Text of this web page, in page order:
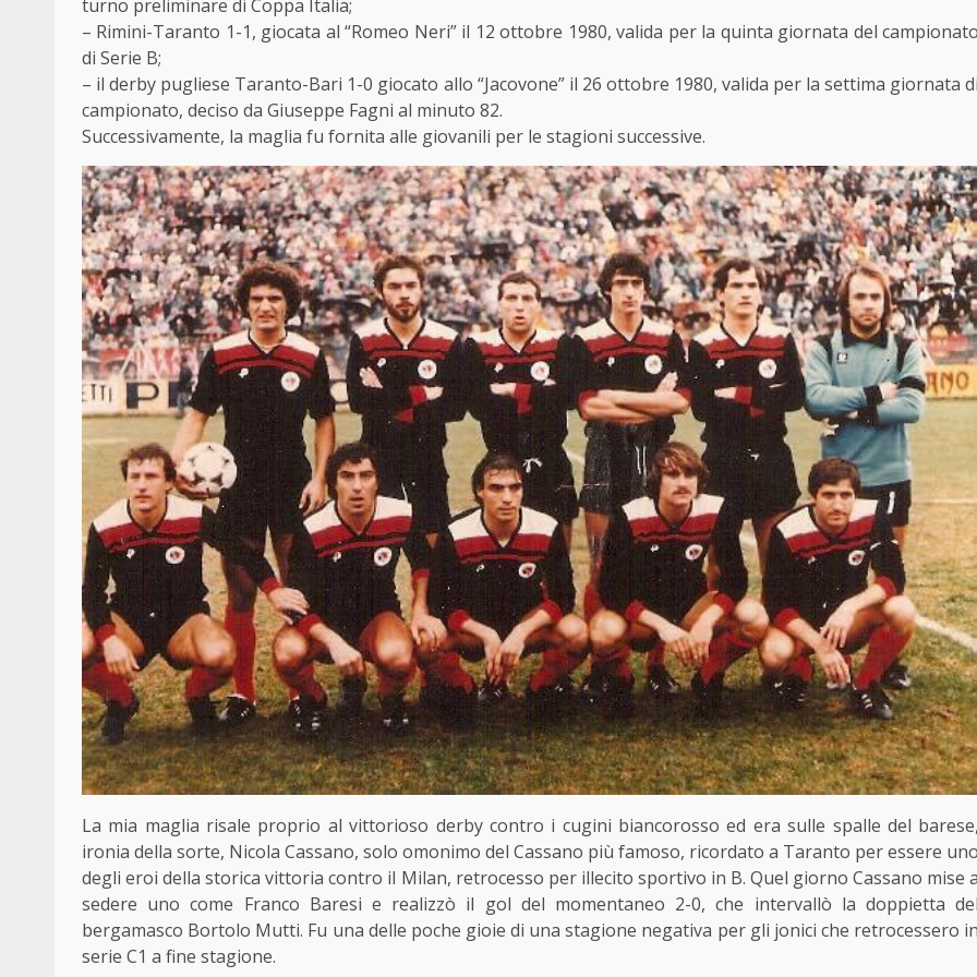
turno preliminare di Coppa Italia;
– Rimini-Taranto 1-1, giocata al “Romeo Neri” il 12 ottobre 1980, valida per la quinta giornata del
di Serie B;
– il derby pugliese Taranto-Bari 1-0 giocato allo “Jacovone” il 26 ottobre 1980, valida per la settima giornata
campionato, deciso da Giuseppe Fagni al minuto 82.
Successivamente, la maglia fu fornita alle giovanili per le stagioni successive.
La mia maglia risale proprio al vittorioso derby contro i cugini biancorosso ed era sulle spalle del
ironia della sorte, Nicola Cassano, solo omonimo del Cassano più famoso, ricordato a Taranto per essere
degli eroi della storica vittoria contro il Milan, retrocesso per illecito sportivo in B. Quel giorno Cassano mise
sedere uno come Franco Baresi e realizzò il gol del momentaneo 2-0, che intervallò la doppietta
bergamasco Bortolo Mutti. Fu una delle poche gioie di una stagione negativa per gli jonici che retrocessero
serie C1 a fine stagione.